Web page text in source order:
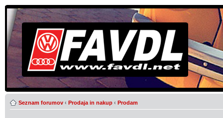
Seznam forumov ‹ Prodaja in nakup ‹ Prodam